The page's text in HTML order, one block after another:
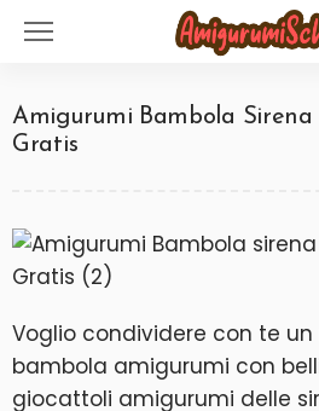
Amigurumi Bambola Sirena
Gratis
Voglio condividere con te
bambola amigurumi con
giocattoli amigurumi delle